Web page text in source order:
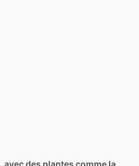
avec des plantes comme la